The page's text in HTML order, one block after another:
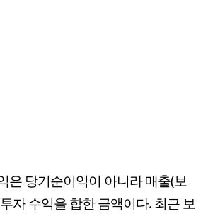
은 당기순이익이 아니라 매출(보
자 수익을 합한 금액이다. 최근 보